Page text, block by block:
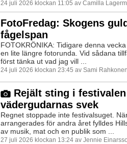
24 juli 2026 klockan 11:05 av Camilla
FotoFredag: Skogens
fågelspan
FOTOKRÖNIKA: Tidigare denna
en lite längre fotorunda. Vid sådana
först tänka ut vad jag vill ...
24 juli 2026 klockan 23:45 av Sami
Rejält sting i
vädergudarnas svek
Regnet stoppade inte festivalsuget.
arrangerades för andra året fylldes
av musik, mat och en publik som ...
27 juli 2026 klockan 13:24 av Jennie